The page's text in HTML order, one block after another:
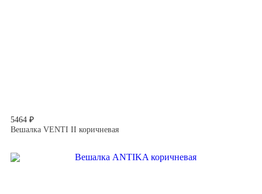
5464 ₽
Вешалка VENTI II коричневая